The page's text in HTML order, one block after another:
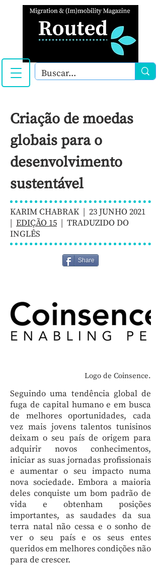
Criação de moedas
globais para o
desenvolvimento
sustentável
KARIM CHABRAK | 23 JUNHO 2021
| EDIÇÃO 15 | TRADUZIDO DO
INGLÊS
Share
Logo de Coinsence.
Seguindo uma tendência global de
fuga de capital humano e em busca
de melhores oportunidades, cada
vez mais jovens talentos tunisinos
deixam o seu país de origem para
adquirir novos conhecimentos,
iniciar as suas jornadas profissionais
e aumentar o seu impacto numa
nova sociedade. Embora a maioria
deles conquiste um bom padrão de
vida e obtenham posições
importantes, as saudades da sua
terra natal não cessa e o sonho de
ver o seu país e os seus entes
queridos em melhores condições não
para de crescer.